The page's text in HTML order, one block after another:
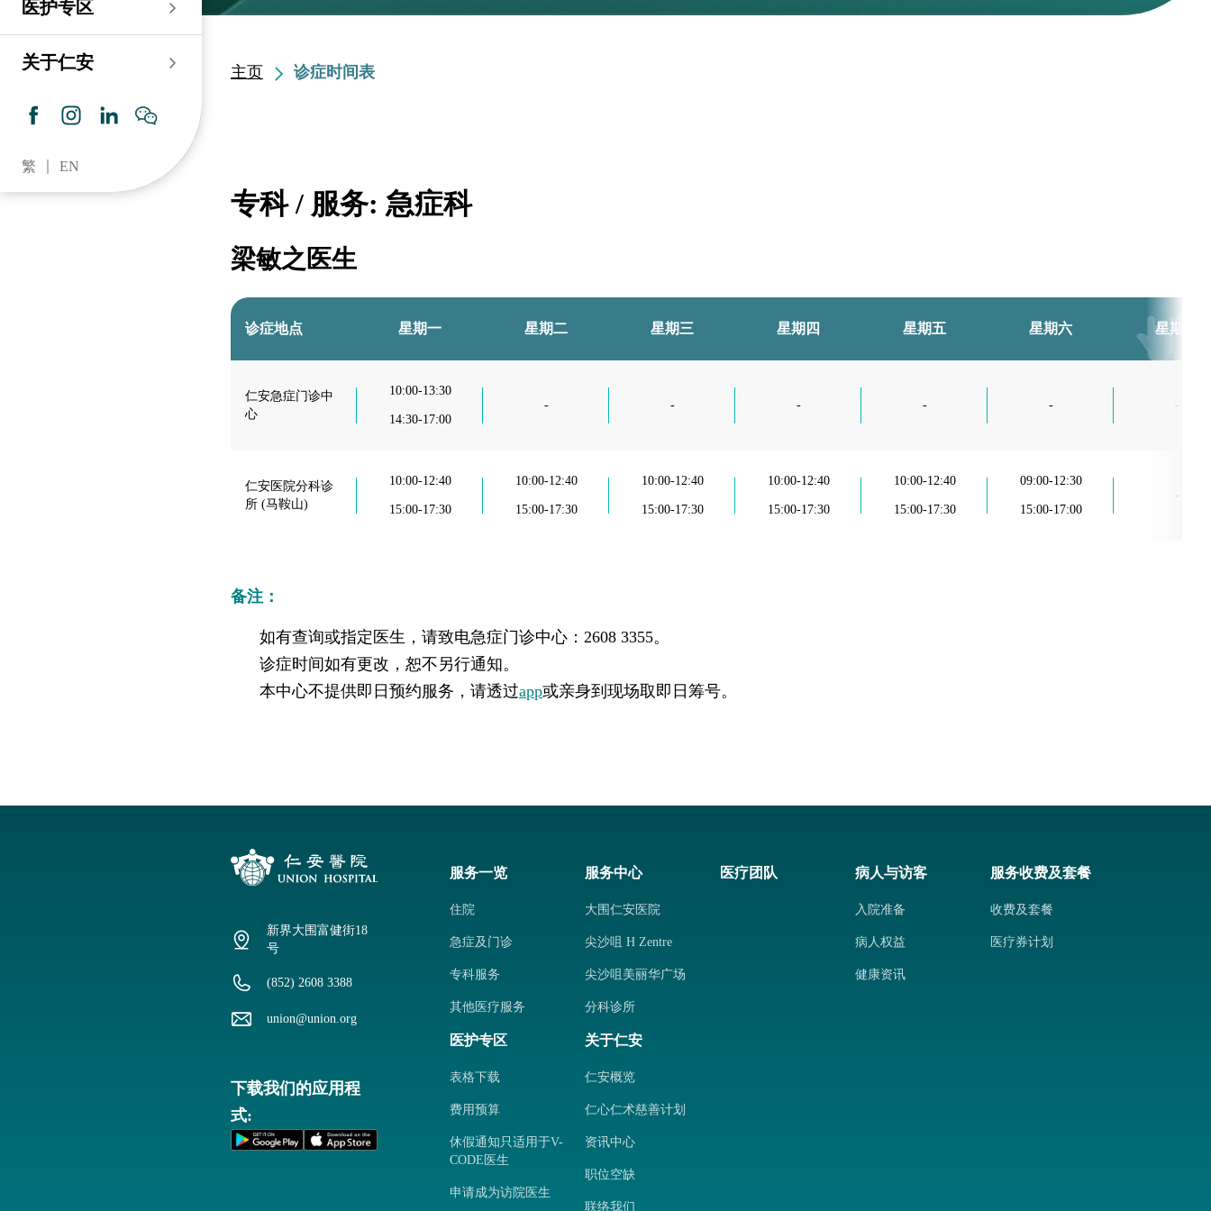
老人科
血液及血液肿瘤科
耳鼻喉科
儿科
心理卫生服务 / 精神科
伤口及造口专科护理服
药房​
内分泌及糖尿专科诊
仁安眼科中心
医护专区
关于仁安
繁 EN
主页 诊症时间表
专科 / 服务: 急症科
梁敏之医生
诊症地点 星期一 星期二 星期三 星期四 星期五 星期六 星期日
仁安急症门诊中
心
10:00-13:30
14:30-17:00
- - - - - -
仁安医院分科诊
所 (马鞍山)
10:00-12:40
15:00-17:30
10:00-12:40
15:00-17:30
10:00-12:40
15:00-17:30
10:00-12:40
15:00-17:30
10:00-12:40
15:00-17:30
09:00-12:30
15:00-17:00
-
备注：
如有查询或指定医生，请致电急症门诊中心：2608 3355。
诊症时间如有更改，恕不另行通知。
本中心不提供即日预约服务，请透过app或亲身到现场取即日筹号。
新界大围富健街18
号
(852) 2608 3388
union@union.org
下载我们的应用程
式:
服务一览
住院
急症及门诊
专科服务
其他医疗服务
服务中心
大围仁安医院
尖沙咀 H Zentre
尖沙咀美丽华广场
分科诊所
医疗团队 病人与访客
入院准备
病人权益
健康资讯
服务收费及套餐
收费及套餐
医疗券计划
医护专区
表格下载
费用预算
休假通知只适用于V-
CODE医生
申请成为访院医生
关于仁安
仁安概览
仁心仁术慈善计划
资讯中心
职位空缺
联络我们